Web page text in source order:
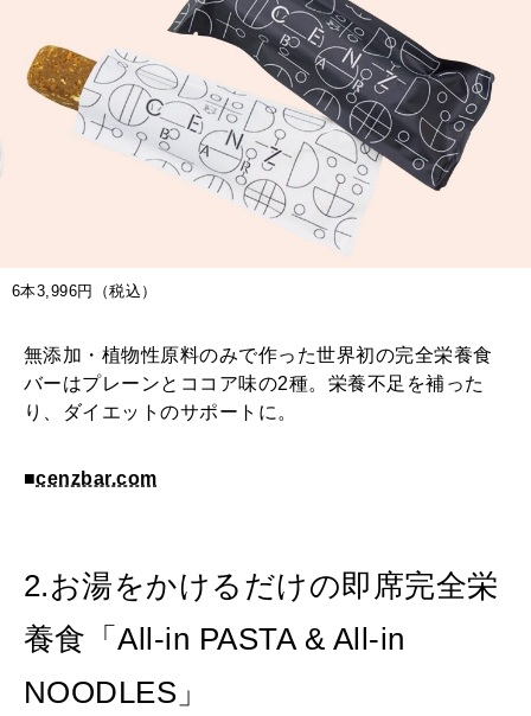
6本3,996円（税込）
無添加・植物性原料のみで作った世界初の完全栄養食
バーはプレーンとココア味の2種。栄養不足を補った
り、ダイエットのサポートに。
■cenzbar.com
2.お湯をかけるだけの即席完全栄
養食「All-in PASTA & All-in
NOODLES」